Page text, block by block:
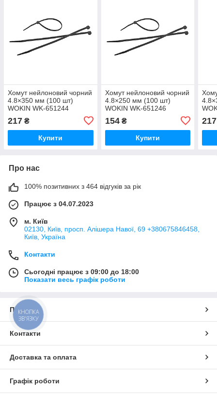
Хомут нейлоновий чорний
4.8×350 мм (100 шт)
WOKIN WK-651244
217 ₴
Купити
Хомут нейлоновий чорний
4.8×250 мм (100 шт)
WOKIN WK-651246
154₴
Купити
217
Про нас
100% позитивних з 464 відгуків за рік
Працює з 04.07.2023
м. Київ
02130, Київ, просп. Алішера Навої, 69 +380675846458,
Київ, Україна
Контакти
Сьогодні працює з 09:00 до 18:00
Показати весь графік роботи
Про нас
Контакти
Доставка та оплата
Графік роботи
КНОПКА
ЗВ'ЯЗКУ